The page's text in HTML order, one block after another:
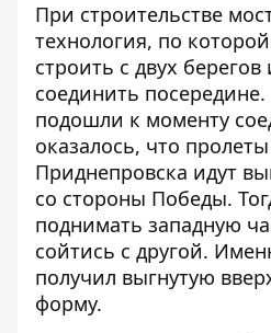
При строительстве
технология, по
строить с двух
соединить
подошли к моменту
оказалось, что
Приднепровска идут
со стороны Победы.
поднимать западную
сойтись с другой.
получил выгнутую
форму.